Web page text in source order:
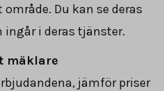
Du kan se deras
ingår i deras tjänster.
mäklare
jämför priser